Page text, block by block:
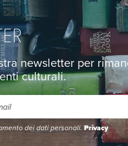
newsletter per
culturali.
dei dati personali.Privacy